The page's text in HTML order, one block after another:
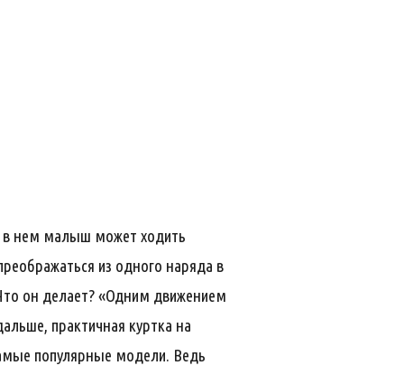
в нем малыш может ходить
из одного наряда в
он делает? «Одним движением
практичная куртка на
популярные модели. Ведь